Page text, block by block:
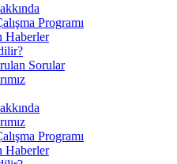
Programı
Haberler
Sorular
Programı
Haberler